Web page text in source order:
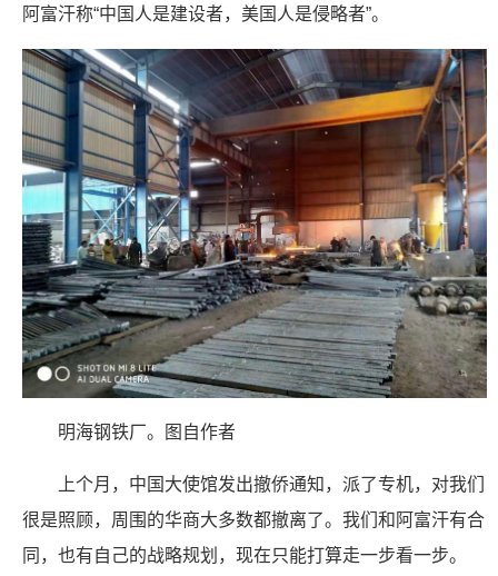
阿富汗称“中国人是建设者，美国人是侵略者”。
明海钢铁厂。图自作者
上个月，中国大使馆发出撤侨通知，派了专机，对我们
很是照顾，周围的华商大多数都撤离了。我们和阿富汗有合
同，也有自己的战略规划，现在只能打算走一步看一步。